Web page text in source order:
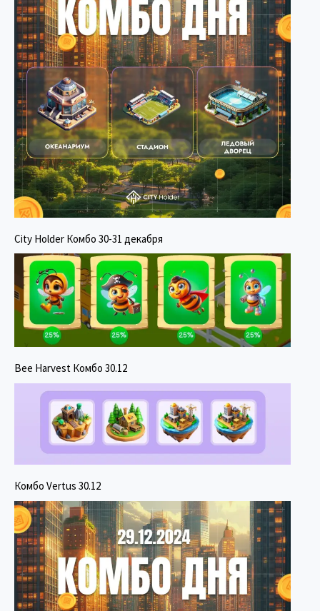
City Holder Комбо 30-31 декабря
Bee Harvest Комбо 30.12
Комбо Vertus 30.12